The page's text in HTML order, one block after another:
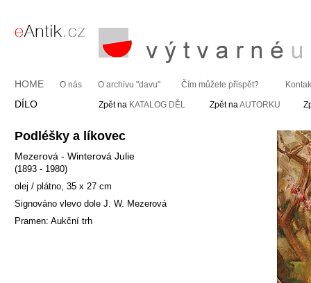
HOME O nás O archivu "davu" Čím můžete přispět?
DÍLO Zpět na KATALOG DĚL Zpět naAUTORKU
Podléšky a líkovec
Mezerová - Winterová Julie
(1893 - 1980)
olej / plátno, 35 x 27 cm
Signováno vlevo dole J. W. Mezerová
Pramen: Aukční trh